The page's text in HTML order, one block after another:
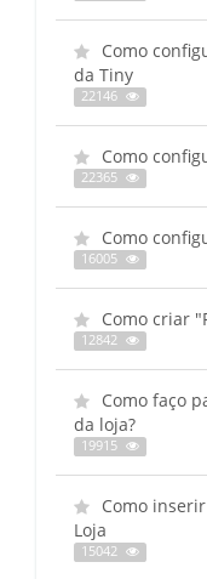
Como
da Tiny
22146
Como
22365
Como
16005
Como criar
12842
Como faço
da loja?
19915
Como
Loja
15042